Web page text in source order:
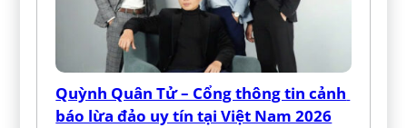
Quỳnh Quân Tử – Cổng thông tin cảnh
báo lừa đảo uy tín tại Việt Nam 2026